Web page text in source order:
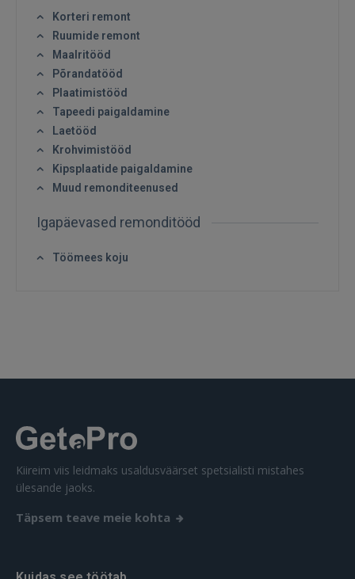
Unustasite parooli?
FACEBOOK
Korteri remont
Ruumide remont
Maalritööd
Põrandatööd
Plaatimistööd
Tapeedi paigaldamine
Laetööd
Krohvimistööd
Kipsplaatide paigaldamine
Muud remonditeenused
Igapäevased remonditööd
Töömees koju
Kiireim viis leidmaks usaldusväärset spetsialisti mistahes
ülesande jaoks.
Täpsem teave meie kohta